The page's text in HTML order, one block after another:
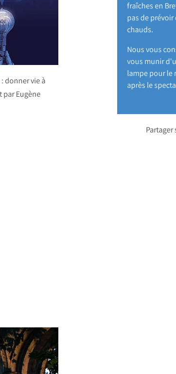
donner vie à
par Eugène
fraîches en
pas de
chauds.
Nous vous
vous munir
lampe pour le
après le
Partager